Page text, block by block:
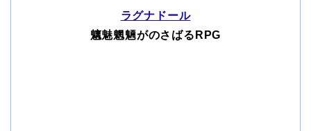
ラグナドール
魑魅魍魎がのさばるRPG